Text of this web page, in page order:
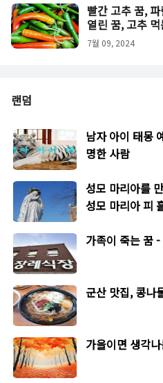
빨간 고추 꿈,
열린 꿈, 고추
7월 09, 2024
랜덤
남자 아이 태몽
명한 사람
성모 마리아를
성모 마리아 피
가족이 죽는 꿈
군산 맛집, 콩나
가을이면 생각